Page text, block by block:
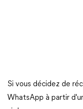
Si vous décidez de
WhatsApp à partir